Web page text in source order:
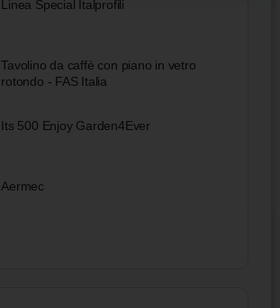
Linea Special Italprofili
Tavolino da caffè con piano in vetro
rotondo - FAS Italia
Its 500 Enjoy Garden4Ever
Aermec